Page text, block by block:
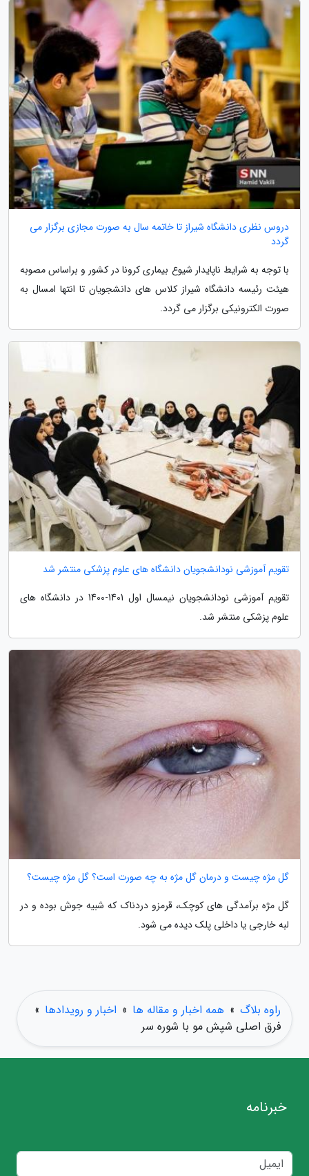
دروس نظری دانشگاه شیراز تا خاتمه سال به صورت مجازی برگزار می
گردد
با توجه به شرایط ناپایدار شیوع بیماری کرونا در کشور و براساس مصوبه
هیئت رئیسه دانشگاه شیراز کلاس های دانشجویان تا انتها امسال به
صورت الکترونیکی برگزار می گردد.
تقویم آموزشی نودانشجویان دانشگاه های علوم پزشکی منتشر شد
تقویم آموزشی نودانشجویان نیمسال اول 1401-1400 در دانشگاه های
علوم پزشکی منتشر شد.
گل مژه چیست و درمان گل مژه به چه صورت است؟ گل مژه چیست؟
گل مژه برآمدگی های کوچک، قرمزو دردناک که شبیه جوش بوده و در
لبه خارجی یا داخلی پلک دیده می شود.
راوه بلاگ » همه اخبار و مقاله ها » اخبار و رویدادها »
فرق اصلی شپش مو با شوره سر
خبرنامه